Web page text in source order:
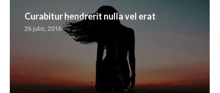
Curabitur hendrerit nulla vel erat
26 julio, 2016